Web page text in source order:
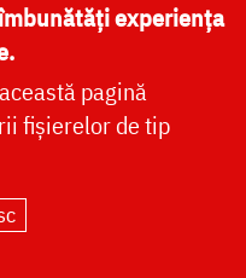
experiența
pagină
fișierelor de tip